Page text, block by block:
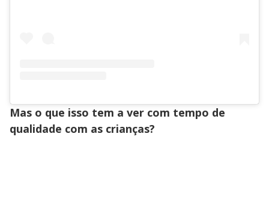
Mas o que isso tem a ver com tempo de
qualidade com as crianças?